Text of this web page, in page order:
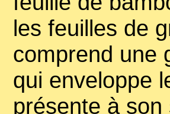
les feuilles de
comprend une
qui enveloppe
présente à